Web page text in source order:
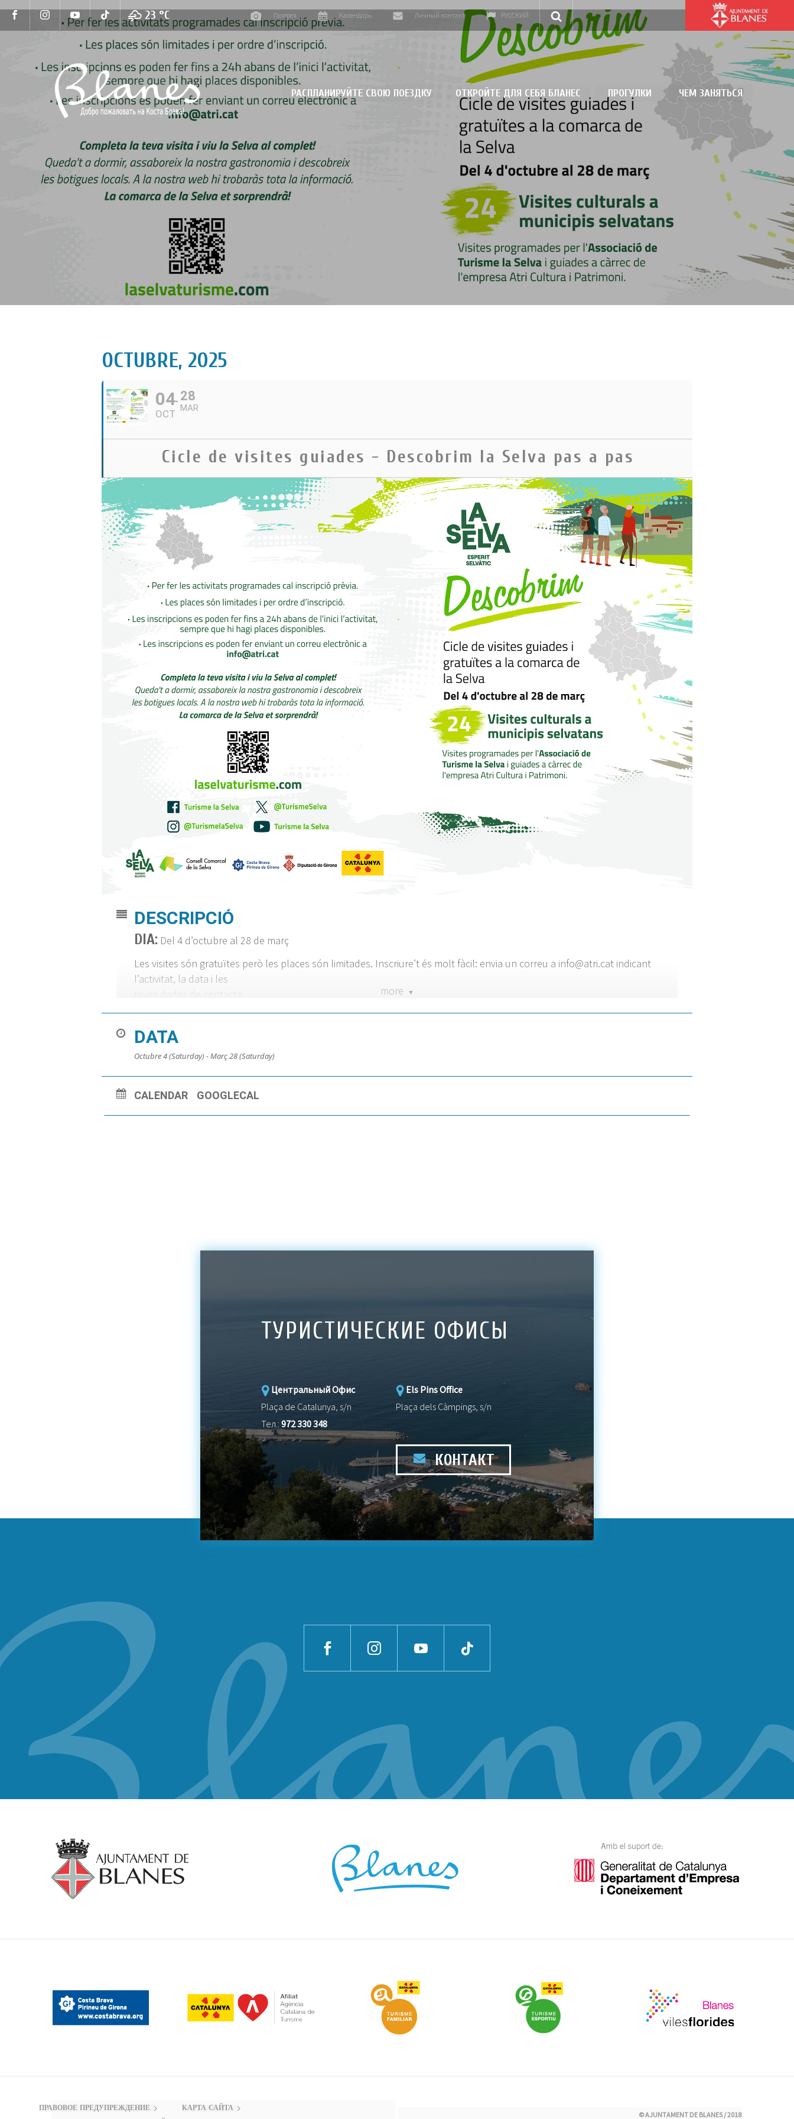
23 °C Галерея Календарь Личный контакт РУССКИЙ
РАСПЛАНИРУЙТЕ СВОЮ ПОЕЗДКУ ОТКРОЙТЕ ДЛЯ СЕБЯ БЛАНЕС ПРОГУЛКИ ЧЕМ ЗАНЯТЬСЯ
OCTUBRE, 2025
04
OCT
28
MAR
Cicle de visites guiades - Descobrim la Selva pas a pas
more
DESCRIPCIÓ
DIA: Del 4 d’octubre al 28 de març
Les visites són gratuïtes però les places són limitades. Inscriure’t és molt fàcil: envia un correu a info@atri.cat indicant
l’activitat, la data i les
teves dades de contacte.
DATA
Octubre 4 (Saturday) - Març 28 (Saturday)
CALENDAR GOOGLECAL
ТУРИСТИЧЕСКИЕ ОФИСЫ
Центральный Офис
Plaça de Catalunya, s/n
Тел.: 972 330 348
Els Pins Office
Plaça dels Càmpings, s/n
КОНТАКТ
ПРАВОВОЕ ПРЕДУПРЕЖДЕНИЕ КАРТА САЙТА
© AJUNTAMENT DE BLANES / 2018